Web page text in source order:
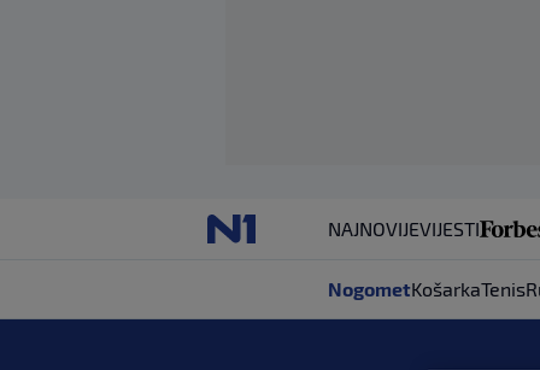
NAJNOVIJEVIJESTI
NogometKošarkaTenis